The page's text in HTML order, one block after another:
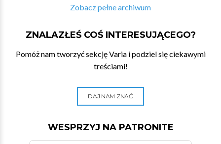
Zobacz pełne archiwum
ZNALAZŁEŚ COŚ INTERESUJĄCEGO?
Pomóż nam tworzyć sekcję Varia i podziel się ciekawymi
treściami!
DAJ NAM ZNAĆ
WESPRZYJ NA PATRONITE